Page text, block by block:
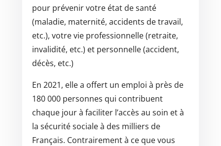
pour prévenir votre état de santé
(maladie, maternité, accidents de travail,
etc.), votre vie professionnelle (retraite,
invalidité, etc.) et personnelle (accident,
décès, etc.)
En 2021, elle a offert un emploi à près de
180 000 personnes qui contribuent
chaque jour à faciliter l’accès au soin et à
la sécurité sociale à des milliers de
Français. Contrairement à ce que vous